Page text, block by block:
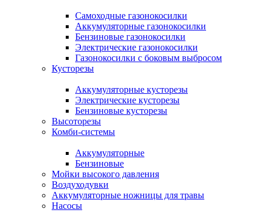
Самоходные газонокосилки
Аккумуляторные газонокосилки
Бензиновые газонокосилки
Электрические газонокосилки
Газонокосилки с боковым выбросом
Кусторезы
Аккумуляторные кусторезы
Электрические кусторезы
Бензиновые кусторезы
Высоторезы
Комби-системы
Аккумуляторные
Бензиновые
Мойки высокого давления
Воздуходувки
Аккумуляторные ножницы для травы
Насосы